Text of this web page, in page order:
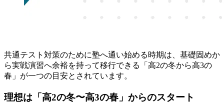
共通テスト対策のために塾へ通い始める時期は、基礎固めか
ら実戦演習へ余裕を持って移行できる「高2の冬から高3の
春」が一つの目安とされています。
理想は「高2の冬〜高3の春」からのスタート